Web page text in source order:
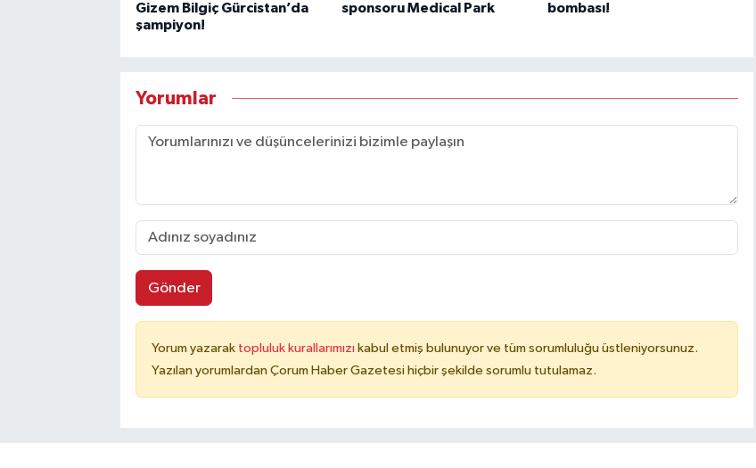
Gizem Bilgiç Gürcistan’da
şampiyon!
sponsoru Medical Park
bombası!
Yorumlar
Gönder
Yorum yazarak topluluk kurallarımızı kabul etmiş bulunuyor ve tüm sorumluluğu üstleniyorsunuz.
Yazılan yorumlardan Çorum Haber Gazetesi hiçbir şekilde sorumlu tutulamaz.